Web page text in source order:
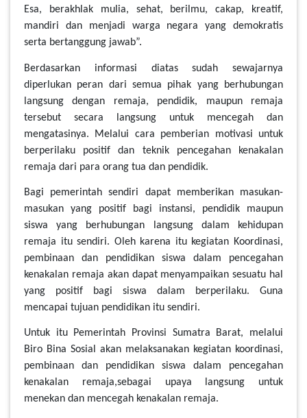
Esa, berakhlak mulia, sehat, berilmu, cakap, kreatif,
mandiri dan menjadi warga negara yang demokratis
serta bertanggung jawab”.
Berdasarkan informasi diatas sudah sewajarnya
diperlukan peran dari semua pihak yang berhubungan
langsung dengan remaja, pendidik, maupun remaja
tersebut secara langsung untuk mencegah dan
mengatasinya. Melalui cara pemberian motivasi untuk
berperilaku positif dan teknik pencegahan kenakalan
remaja dari para orang tua dan pendidik.
Bagi pemerintah sendiri dapat memberikan masukan-
masukan yang positif bagi instansi, pendidik maupun
siswa yang berhubungan langsung dalam kehidupan
remaja itu sendiri. Oleh karena itu kegiatan Koordinasi,
pembinaan dan pendidikan siswa dalam pencegahan
kenakalan remaja akan dapat menyampaikan sesuatu hal
yang positif bagi siswa dalam berperilaku. Guna
mencapai tujuan pendidikan itu sendiri.
Untuk itu Pemerintah Provinsi Sumatra Barat, melalui
Biro Bina Sosial akan melaksanakan kegiatan koordinasi,
pembinaan dan pendidikan siswa dalam pencegahan
kenakalan remaja,sebagai upaya langsung untuk
menekan dan mencegah kenakalan remaja.